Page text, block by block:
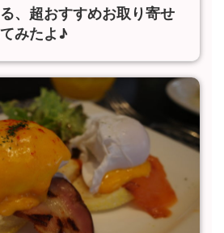
、超おすすめお取り寄せ
みたよ♪